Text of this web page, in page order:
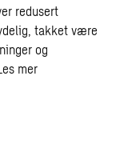
redusert
takket være
og
mer